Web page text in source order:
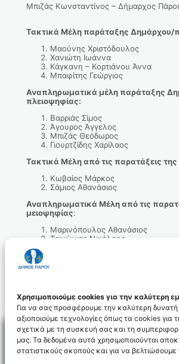
Χρησιμοποιούμε cookies για την καλύτερη
Για να σας προσφέρουμε την καλύτερη δυνατή
αξιοποιούμε τεχνολογίες όπως τα cookies για
σχετικά με τη συσκευή σας και τη
μας. Τα δεδομένα αυτά χρησιμοποιούνται
στατιστικούς σκοπούς και για να βελτιώσουμε
Μπιζάς Κωνσταντίνος – Δήμαρχος
Τακτικά Μέλη παράταξης Δημάρχου/
Μαούνης Χριστόδουλος
Χανιώτη Ιωάννα
Κάγκανη – Κορτιάνου Άννα
Μπαφίτης Γεώργιος
Αναπληρωματικά μέλη παράταξης
πλειοψηφίας:
Βαρριάς Σίμος
Άγουρος Άγγελος
Μπιζάς Θεόδωρος
Γιουρτζίδης Χαρίλαος
Τακτικά Μέλη από τις παρατάξεις
Κωβαίος Μάρκος
Σάμιος Αθανάσιος
Αναπληρωματικά Μέλη από τις
μειοψηφίας:
Μαρινόπουλος Αθανάσιος
Τσιγώνιας Νικόλαος
Απόφαση Δημάρχου 712-2026 _ Συγκρότηση
Δήμου Πάρου για δεύτερη θητεία της
Λήψη
Λήψη